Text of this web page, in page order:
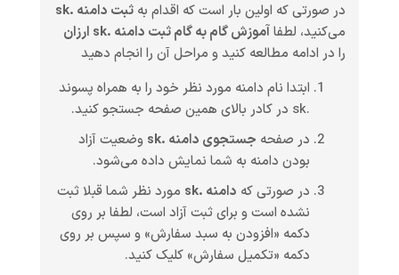
در صورتی که اولین بار است که اقدام به ثبت دامنه .sk
می‌کنید، لطفاآموزش گام به گام ثبت دامنه .sk ارزان
را در ادامه مطالعه کنید و مراحل آن را انجام دهید
ابتدا نام دامنه مورد نظر خود را به همراه پسوند
.sk در کادر بالای همین صفحه جستجو کنید.
در صفحه جستجوی دامنه .sk
وضعیت آزاد
بودن دامنه به شما نمایش داده می‌شود.
در صورتی که دامنه .sk
مورد نظر شما قبلا ثبت
نشده است و برای ثبت آزاد است، لطفا بر روی
دکمه «افزودن به سبد سفارش» و سپس بر روی
دکمه «تکمیل سفارش» کلیک کنید.